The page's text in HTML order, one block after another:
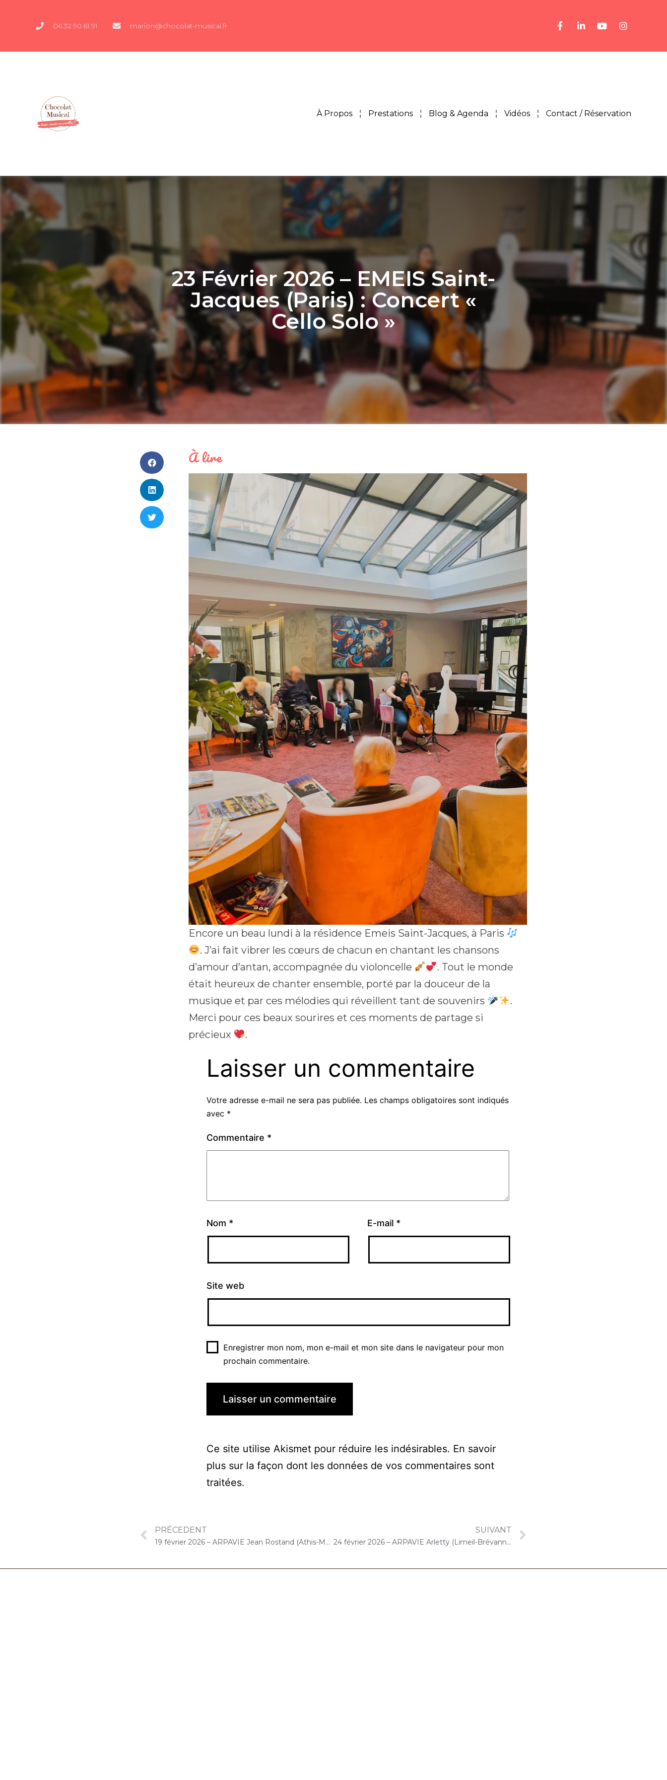
06.32.90.61.91 marion@chocolat-musical.fr
À Propos Prestations Blog & Agenda Vidéos Contact / Réservation
23 Février 2026 – EMEIS Saint-
Jacques (Paris) : Concert «
Cello Solo »
À lire
Encore un beau lundi à la résidence Emeis Saint-Jacques, à Paris
. J’ai fait vibrer les cœurs de chacun en chantant les chansons
d’amour d’antan, accompagnée du violoncelle
. Tout le monde
était heureux de chanter ensemble, porté par la douceur de la
musique et par ces mélodies qui réveillent tant de souvenirs
.
Merci pour ces beaux sourires et ces moments de partage si
précieux
.
Laisser un commentaire
Votre adresse e-mail ne sera pas publiée. Les champs obligatoires sont indiqués
avec *
Commentaire *
Nom * E-mail *
Site web
Enregistrer mon nom, mon e-mail et mon site dans le navigateur pour mon
prochain commentaire.
Ce site utilise Akismet pour réduire les indésirables. En savoir
plus sur la façon dont les données de vos commentaires sont
traitées.
PRÉCEDENT
19 février 2026 – ARPAVIE Jean Rostand (Athis-Mons) : Concert « Choco-Cello Solo »
SUIVANT
24 février 2026 – ARPAVIE Arletty (Limeil-Brévannes) : Concert « Choco-Cello Solo »